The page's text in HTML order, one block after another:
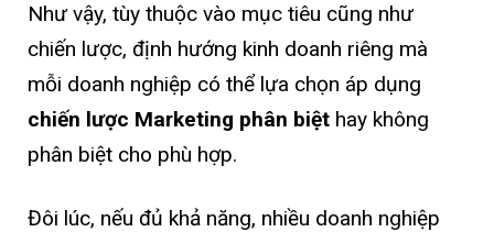
Như vậy, tùy thuộc vào mục tiêu cũng như
chiến lược, định hướng kinh doanh riêng mà
mỗi doanh nghiệp có thể lựa chọn áp dụng
chiến lược Marketing phân biệt hay không
phân biệt cho phù hợp.
Đôi lúc, nếu đủ khả năng, nhiều doanh nghiệp